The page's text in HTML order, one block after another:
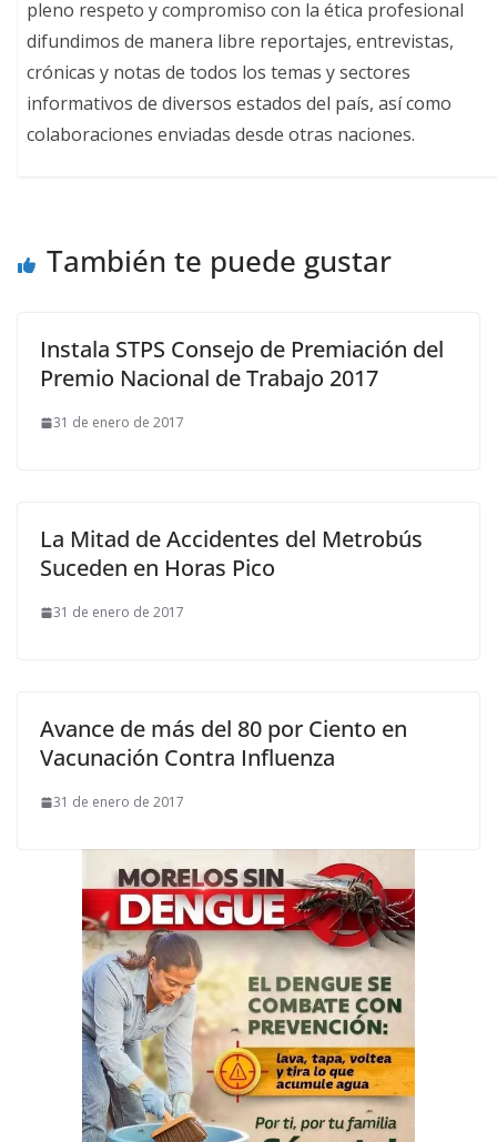
pleno respeto y compromiso con la ética profesional
difundimos de manera libre reportajes, entrevistas,
crónicas y notas de todos los temas y sectores
informativos de diversos estados del país, así como
colaboraciones enviadas desde otras naciones.
También te puede gustar
Instala STPS Consejo de Premiación del
Premio Nacional de Trabajo 2017
31 de enero de 2017
La Mitad de Accidentes del Metrobús
Suceden en Horas Pico
31 de enero de 2017
Avance de más del 80 por Ciento en
Vacunación Contra Influenza
31 de enero de 2017